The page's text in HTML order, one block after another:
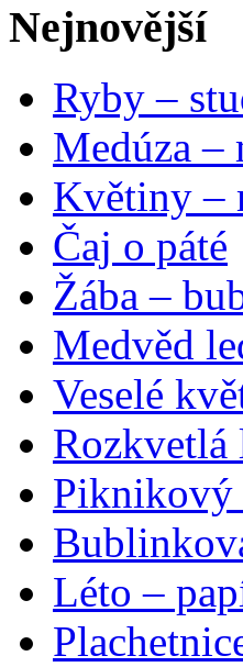
Nejnovější
Ryby –
Medúza –
Květiny –
Čaj o páté
Žába –
Medvěd
Veselé
Piknikový
Léto –